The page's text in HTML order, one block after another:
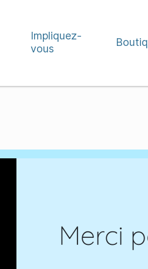
Impliquez-
vous
Merci